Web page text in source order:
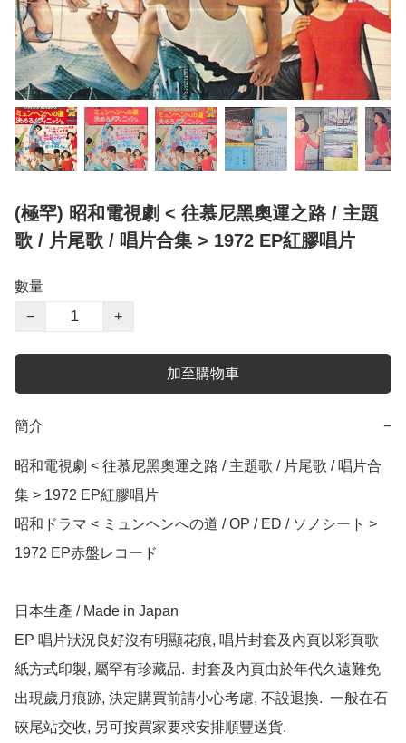
(極罕) 昭和電視劇 < 往慕尼黑奧運之路 / 主題
歌 / 片尾歌 / 唱片合集 > 1972 EP紅膠唱片
數量
−
+
加至購物車
簡介 −
昭和電視劇 < 往慕尼黑奧運之路 / 主題歌 / 片尾歌 / 唱片合
集 > 1972 EP紅膠唱片
昭和ドラマ < ミュンヘンへの道 / OP / ED / ソノシート >
1972 EP赤盤レコード
日本生產 / Made in Japan
EP 唱片狀況良好沒有明顯花痕, 唱片封套及內頁以彩頁歌
紙方式印製, 屬罕有珍藏品.  封套及內頁由於年代久遠難免
出現歲月痕跡, 決定購買前請小心考慮, 不設退換.  一般在石
硤尾站交收, 另可按買家要求安排順豐送貨.